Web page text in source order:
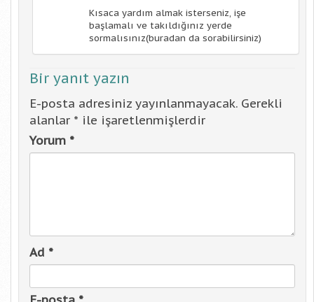
Kısaca yardım almak isterseniz, işe
başlamalı ve takıldığınız yerde
sormalısınız(buradan da sorabilirsiniz)
Bir yanıt yazın
E-posta adresiniz yayınlanmayacak. Gerekli
alanlar * ile işaretlenmişlerdir
Yorum *
Ad *